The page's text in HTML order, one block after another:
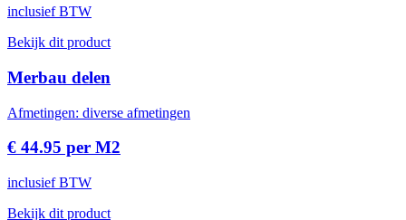
inclusief BTW
Bekijk dit product
Merbau delen
Afmetingen: diverse afmetingen
€ 44.95 per M2
inclusief BTW
Bekijk dit product